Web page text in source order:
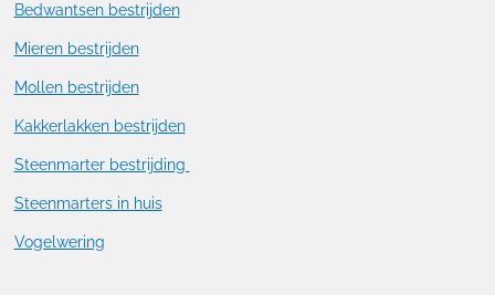
Bedwantsen bestrijden
Mieren bestrijden
Mollen bestrijden
Kakkerlakken bestrijden
Steenmarter bestrijding
Steenmarters in huis
Vogelwering